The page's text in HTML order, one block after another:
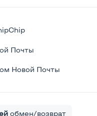
Почты
Новой Почты
обмен/возврат